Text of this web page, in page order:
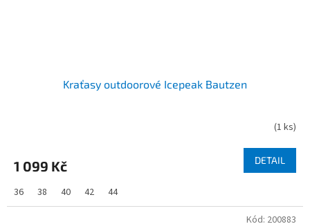
Kraťasy outdoorové Icepeak Bautzen
(1 ks)
1 099 Kč DETAIL
36 38 40 42 44
Kód: 200883